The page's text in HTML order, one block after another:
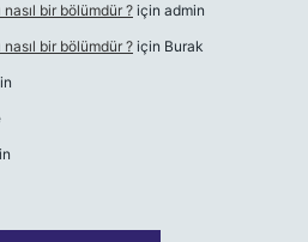
bir bölümdür ? için admin
bir bölümdür ? için Burak